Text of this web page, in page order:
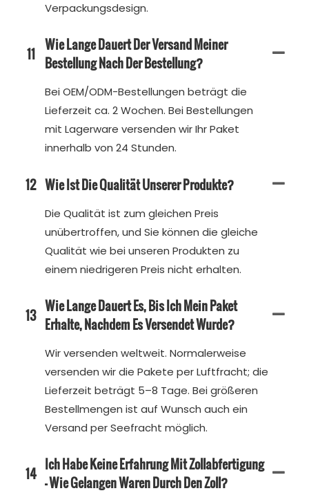
Verpackungsdesign.
11 Wie Lange Dauert Der Versand Meiner
Bestellung Nach Der Bestellung?
Bei OEM/ODM-Bestellungen beträgt die
Lieferzeit ca. 2 Wochen. Bei Bestellungen
mit Lagerware versenden wir Ihr Paket
innerhalb von 24 Stunden.
12 Wie Ist Die Qualität Unserer Produkte?
Die Qualität ist zum gleichen Preis
unübertroffen, und Sie können die gleiche
Qualität wie bei unseren Produkten zu
einem niedrigeren Preis nicht erhalten.
13 Wie Lange Dauert Es, Bis Ich Mein Paket
Erhalte, Nachdem Es Versendet Wurde?
Wir versenden weltweit. Normalerweise
versenden wir die Pakete per Luftfracht; die
Lieferzeit beträgt 5–8 Tage. Bei größeren
Bestellmengen ist auf Wunsch auch ein
Versand per Seefracht möglich.
14 Ich Habe Keine Erfahrung Mit Zollabfertigung
– Wie Gelangen Waren Durch Den Zoll?